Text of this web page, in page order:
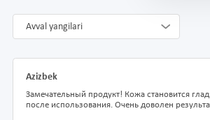
Avval yangilari
Azizbek
Замечательный продукт! Кожа становится
после использования. Очень доволен